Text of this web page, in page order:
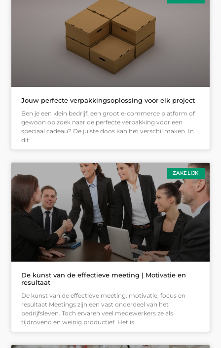
Jouw perfecte verpakkingsoplossing voor elk project
Ben je een klein bedrijf, een groot e-commerce platform of
gewoon op zoek naar de perfecte verpakking voor een
speciaal cadeau? De juiste doos kan het verschil maken. In
dit
ZAKELIJK
De kunst van de effectieve meeting | Motivatie en
resultaat
De kunst van de effectieve meeting: motivatie, focus en
resultaat Meetings zijn een vast onderdeel van het
bedrijfsleven. Toch ervaren veel medewerkers ze als
tijdrovend en weinig productief. Het is